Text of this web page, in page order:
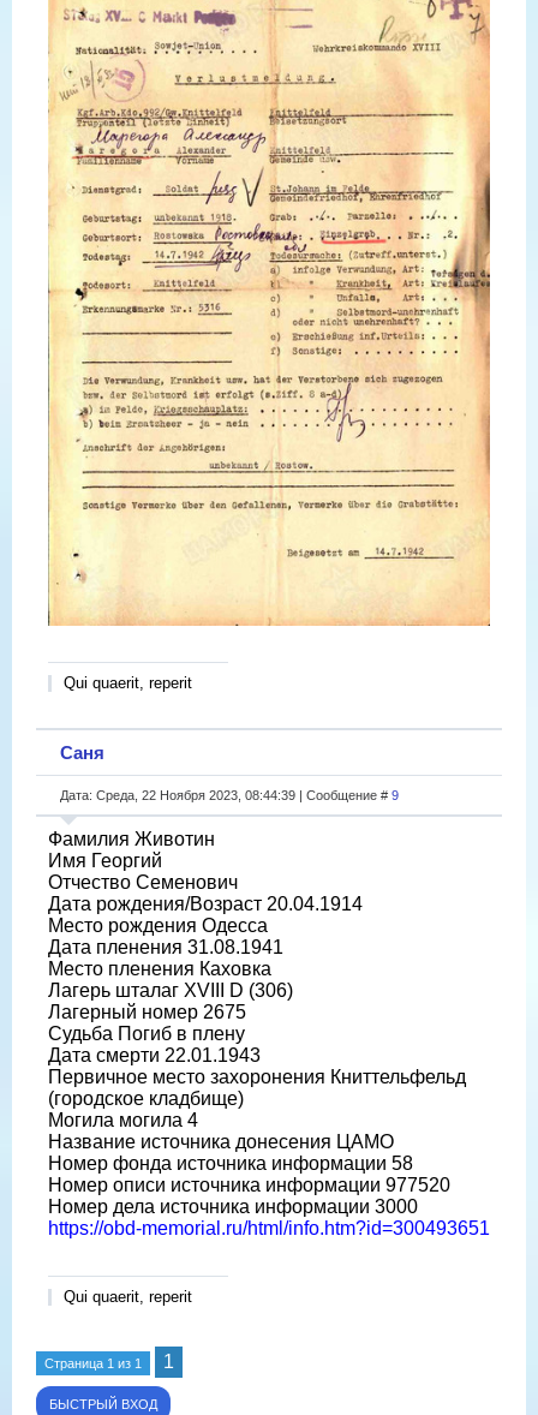
Qui quaerit, reperit
Саня
Дата: Среда, 22 Ноября 2023, 08:44:39 | Сообщение # 9
Фамилия Животин
Имя Георгий
Отчество Семенович
Дата рождения/Возраст 20.04.1914
Место рождения Одесса
Дата пленения 31.08.1941
Место пленения Каховка
Лагерь шталаг XVIII D (306)
Лагерный номер 2675
Судьба Погиб в плену
Дата смерти 22.01.1943
Первичное место захоронения Книттельфельд
(городское кладбище)
Могила могила 4
Название источника донесения ЦАМО
Номер фонда источника информации 58
Номер описи источника информации 977520
Номер дела источника информации 3000
https://obd-memorial.ru/html/info.htm?id=300493651
Qui quaerit, reperit
Страница 1 из 1 1